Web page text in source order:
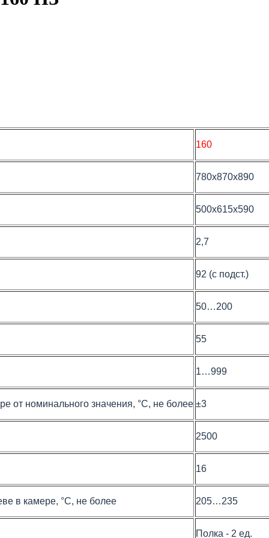
160
780х870х890
500х615х590
2,7
92 (с подст.)
50…200
55
1…999
от номинального значения, °С, не более ±3
2500
16
в камере, °C, не более 205…235
Полка - 2 ед.